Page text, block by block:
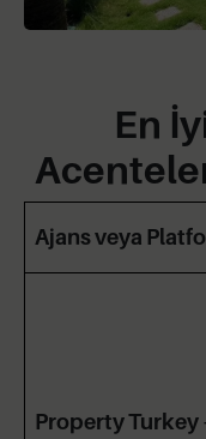
En
Ajans veya
Property Turkey